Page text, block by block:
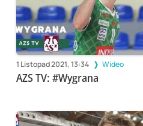
1 Listopad 2021, 13:34 Wideo
AZS TV: #Wygrana